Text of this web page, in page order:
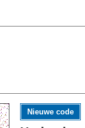
Nieuwe code